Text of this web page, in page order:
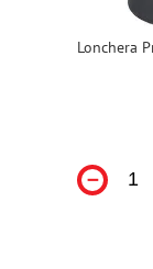
Lonchera
－